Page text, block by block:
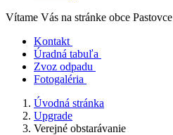
Vítame Vás na stránke obce Pastovce
Kontakt
Úradná tabuľa
Zvoz odpadu
Fotogaléria
Úvodná stránka
Upgrade
Verejné obstarávanie